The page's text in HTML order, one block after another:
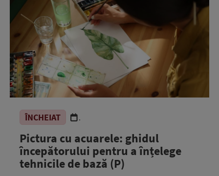
ÎNCHEIAT .
Pictura cu acuarele: ghidul
începătorului pentru a înțelege
tehnicile de bază (P)